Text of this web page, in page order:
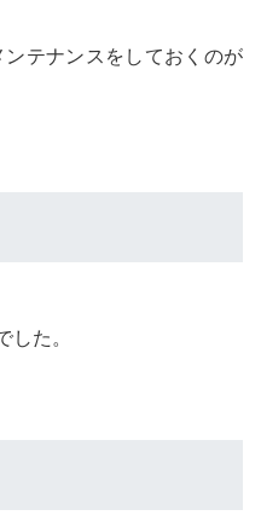
テナンスをしておくのが
した。